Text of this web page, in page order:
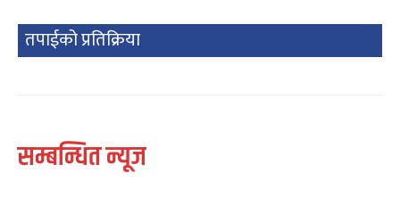
तपाईको प्रतिक्रिया
सम्बन्धित न्यूज